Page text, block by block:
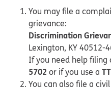
You may file a
grievance:
Discrimination
Lexington, KY 40512-
If you need help filing
5702 or if you use a
You can also file a